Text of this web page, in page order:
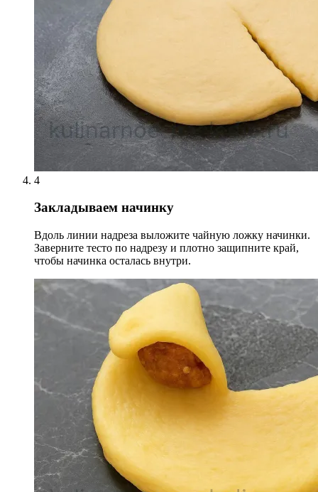
4
Закладываем начинку
Вдоль линии надреза выложите чайную ложку начинки.
Заверните тесто по надрезу и плотно защипните край,
чтобы начинка осталась внутри.